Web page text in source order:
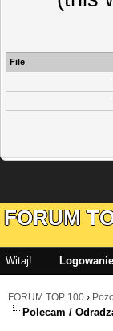
File
FORUM
Witaj! Logowanie
FORUM TOP 100 ›
Polecam /